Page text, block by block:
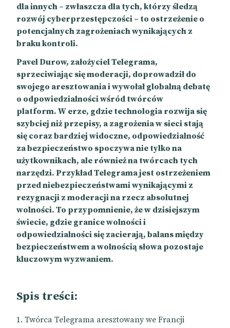
dla innych – zwłaszcza dla tych, którzy śledzą
rozwój cyberprzestępczości – to ostrzeżenie o
potencjalnych zagrożeniach wynikających z
braku kontroli.
Pavel Durow, założyciel Telegrama,
sprzeciwiając się moderacji, doprowadził do
swojego aresztowania iwywołał globalną debatę
o odpowiedzialności wśród twórców
platform. W erze, gdzie technologia rozwija się
szybciej niż przepisy, a zagrożenia w sieci stają
się coraz bardziej widoczne, odpowiedzialność
za bezpieczeństwo spoczywa nie tylko na
użytkownikach, ale również na twórcach tych
narzędzi. Przykład Telegrama jest ostrzeżeniem
przed niebezpieczeństwami wynikającymi z
rezygnacji z moderacji na rzecz absolutnej
wolności. To przypomnienie, że w dzisiejszym
świecie, gdzie granice wolności i
odpowiedzialności się zacierają, balans między
bezpieczeństwem a wolnością słowa pozostaje
kluczowym wyzwaniem.
Spis treści:
Twórca Telegrama aresztowany we Francji